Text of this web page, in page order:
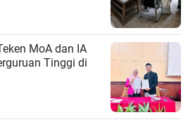
MoA dan IA
Tinggi di